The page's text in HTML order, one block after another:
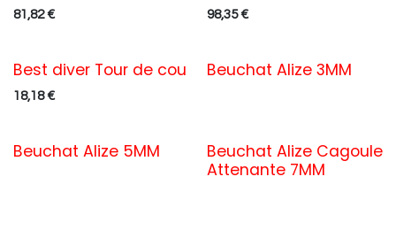
81,82€ 98,35€
Best diver Tour de cou
18,18€
Beuchat Alize 3MM
Beuchat Alize 5MM
Beuchat Alize Cagoule
Attenante 7MM